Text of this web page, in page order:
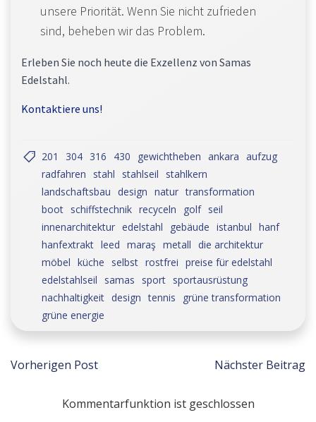
unsere Priorität. Wenn Sie nicht zufrieden
sind, beheben wir das Problem.
Erleben Sie noch heute die Exzellenz von Samas
Edelstahl.
Kontaktiere uns!
201 304 316 430 gewichtheben ankara aufzug
radfahren
stahl stahlseil
stahlkern
landschaftsbau design natur transformation
boot schiffstechnik recyceln golf seil
innenarchitektur edelstahl gebäude istanbul hanf
hanfextrakt leed maraş metall die architektur
möbel küche selbst rostfrei preise für edelstahl
edelstahlseil
samas sport sportausrüstung
nachhaltigkeit design tennis
grüne transformation
grüne energie
Post
navigation
Vorherigen Post
Post
Nächster Beitrag
Kommentarfunktion ist geschlossen